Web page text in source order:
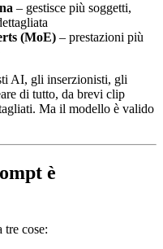
– gestisce più soggetti,
(MoE) – prestazioni più
AI, gli inserzionisti, gli
di tutto, da brevi clip
Ma il modello è valido
è
tre cose: